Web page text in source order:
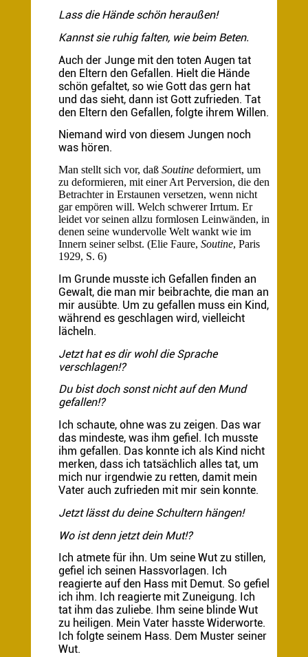
Lass die Hände schön heraußen!
Kannst sie ruhig falten, wie beim Beten.
Auch der Junge mit den toten Augen tat
den Eltern den Gefallen. Hielt die Hände
schön gefaltet, so wie Gott das gern hat
und das sieht, dann ist Gott zufrieden. Tat
den Eltern den Gefallen, folgte ihrem Willen.
Niemand wird von diesem Jungen noch
was hören.
Man stellt sich vor, daß Soutinedeformiert, um
zu deformieren, mit einer Art Perversion, die den
Betrachter in Erstaunen versetzen, wenn nicht
gar empören will. Welch schwerer Irrtum. Er
leidet vor seinen allzu formlosen Leinwänden, in
denen seine wundervolle Welt wankt wie im
Innern seiner selbst. (Elie Faure, Soutine, Paris
1929, S. 6)
Im Grunde musste ich Gefallen finden an
Gewalt, die man mir beibrachte, die man an
mir ausübte. Um zu gefallen muss ein Kind,
während es geschlagen wird, vielleicht
lächeln.
Jetzt hat es dir wohl die Sprache
verschlagen!?
Du bist doch sonst nicht auf den Mund
gefallen!?
Ich schaute, ohne was zu zeigen. Das war
das mindeste, was ihm gefiel. Ich musste
ihm gefallen. Das konnte ich als Kind nicht
merken, dass ich tatsächlich alles tat, um
mich nur irgendwie zu retten, damit mein
Vater auch zufrieden mit mir sein konnte.
Jetzt lässt du deine Schultern hängen!
Wo ist denn jetzt dein Mut!?
Ich atmete für ihn. Um seine Wut zu stillen,
gefiel ich seinen Hassvorlagen. Ich
reagierte auf den Hass mit Demut. So gefiel
ich ihm. Ich reagierte mit Zuneigung. Ich
tat ihm das zuliebe. Ihm seine blinde Wut
zu heiligen. Mein Vater hasste Widerworte.
Ich folgte seinem Hass. Dem Muster seiner
Wut.